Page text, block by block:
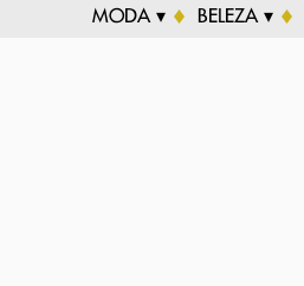
MODA ▾ BELEZA ▾